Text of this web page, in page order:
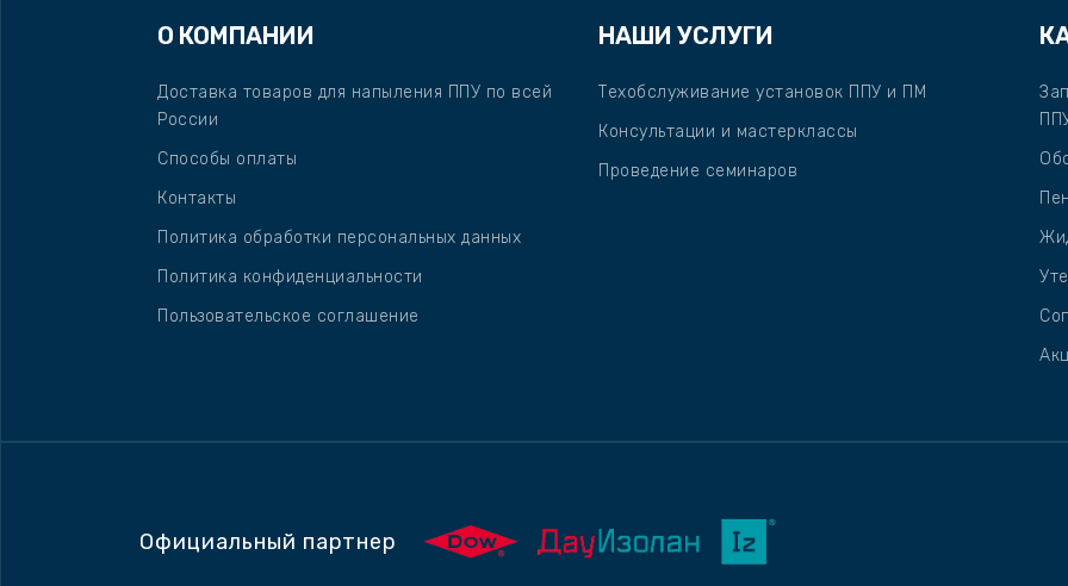
О КОМПАНИИ
Доставка товаров для напыления ППУ по всей
России
Способы оплаты
Контакты
Политика обработки персональных данных
Политика конфиденциальности
Пользовательское соглашение
НАШИ УСЛУГИ
Техобслуживание установок ППУ и ПМ
Консультации и мастерклассы
Проведение семинаров
Официальный партнер